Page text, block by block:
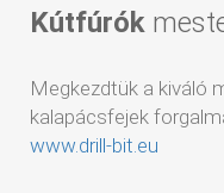
Kútfúrók
Megkezdtük a kiváló
kalapácsfejek
www.drill-bit.eu